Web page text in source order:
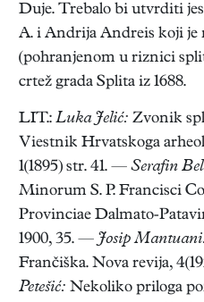
Duje. Trebalo bi utvrditi
A. i Andrija Andreis koji je
(pohranjenom u riznici
crtež grada Splita iz 1688.
LIT.: Luka Jelić: Zvonik
Viestnik Hrvatskoga
1(1895) str. 41. — Serafin
Minorum S. P. Francisci
Provinciae Dalmato-
1900, 35. — Josip
Frančiška. Nova revija,
Petešić: Nekoliko priloga